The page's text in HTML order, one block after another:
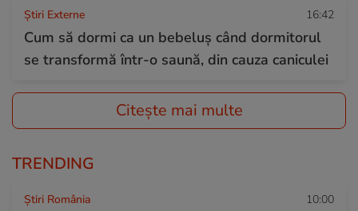
Știri Externe 16:42
Cum să dormi ca un bebeluș când dormitorul
se transformă într-o saună, din cauza caniculei
Citește mai multe
TRENDING
Știri România 10:00